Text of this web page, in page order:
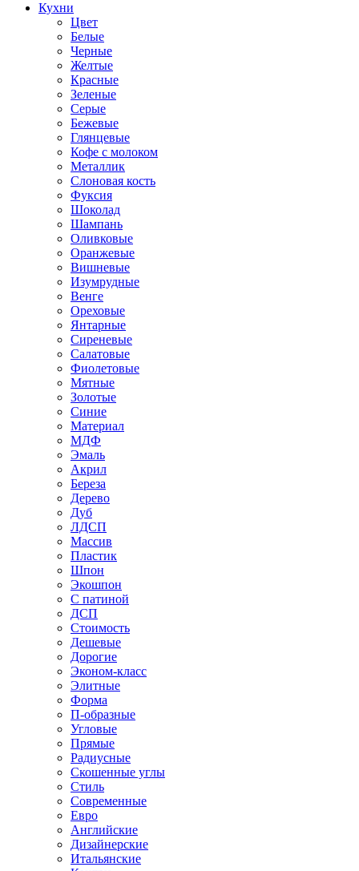
Кухни
Цвет
Белые
Черные
Желтые
Красные
Зеленые
Серые
Бежевые
Глянцевые
Кофе с молоком
Металлик
Слоновая кость
Фуксия
Шоколад
Шампань
Оливковые
Оранжевые
Вишневые
Изумрудные
Венге
Ореховые
Янтарные
Сиреневые
Салатовые
Фиолетовые
Мятные
Золотые
Синие
Материал
МДФ
Эмаль
Акрил
Береза
Дерево
Дуб
ЛДСП
Массив
Пластик
Шпон
Экошпон
С патиной
ДСП
Стоимость
Дешевые
Дорогие
Эконом-класс
Элитные
Форма
П-образные
Угловые
Прямые
Радиусные
Скошенные углы
Стиль
Современные
Евро
Английские
Дизайнерские
Итальянские